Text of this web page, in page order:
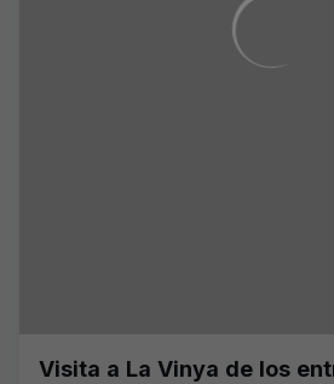
Visita a La Vinya de los